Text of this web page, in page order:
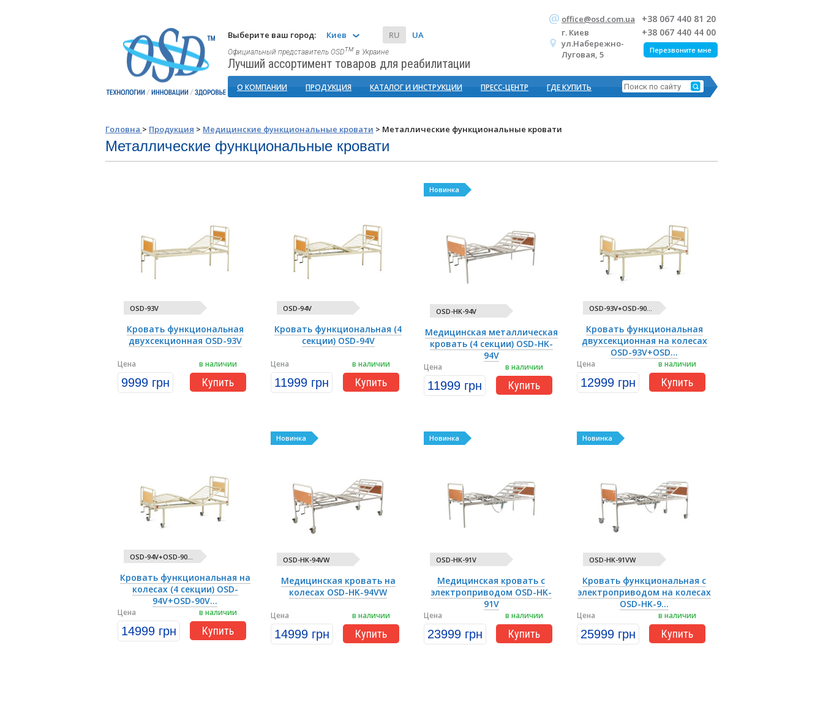
Выберите ваш город: Киев RU UA
Официальный представитель OSDтм в Украине
Лучший ассортимент товаров для реабилитации
+38 067 440 81 20
+38 067 440 44 00
office@osd.com.ua
г. Киев
ул.Набережно-
Луговая, 5
Перезвоните мне
О КОМПАНИИ ПРОДУКЦИЯ КАТАЛОГ И ИНСТРУКЦИИ ПРЕСС-ЦЕНТР ГДЕ КУПИТЬ
Головна > Продукция > Медицинские функциональные кровати > Металлические функциональные кровати
Металлические функциональные кровати
OSD-93V
Кровать функциональная
двухсекционная OSD-93V
в наличии
Купить
Цена
9999 грн
OSD-94V
Кровать функциональная (4
секции) OSD-94V
в наличии
Купить
Цена
11999 грн
Новинка
OSD-HK-94V
Медицинская металлическая
кровать (4 секции) OSD-HK-
94V
в наличии
Купить
Цена
11999 грн
OSD-93V+OSD-90...
Кровать функциональная
двухсекционная на колесах
OSD-93V+OSD...
в наличии
Купить
Цена
12999 грн
OSD-94V+OSD-90...
Кровать функциональная на
колесах (4 секции) OSD-
94V+OSD-90V...
в наличии
Купить
Цена
14999 грн
Новинка
OSD-HK-94VW
Медицинская кровать на
колесах OSD-HK-94VW
в наличии
Купить
Цена
14999 грн
Новинка
OSD-HK-91V
Медицинская кровать с
электроприводом OSD-HK-
91V
в наличии
Купить
Цена
23999 грн
Новинка
OSD-HK-91VW
Кровать функциональная с
электроприводом на колесах
OSD-HK-9...
в наличии
Купить
Цена
25999 грн